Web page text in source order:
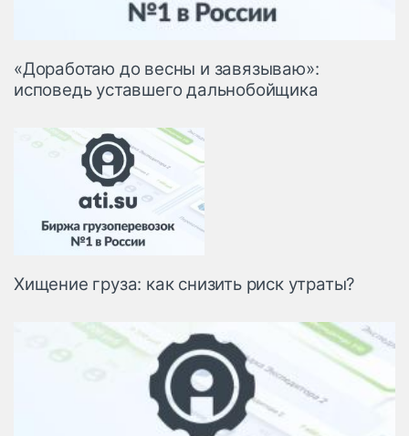
«Доработаю до весны и завязываю»:
исповедь уставшего дальнобойщика
Хищение груза: как снизить риск утраты?